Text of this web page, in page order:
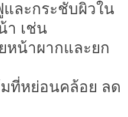
และกระชับผิวใน
า เช่น
หน้าผากและยก
ที่หย่อนคล้อย ลด